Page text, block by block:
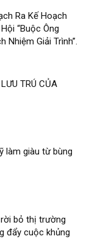
Ra Kế Hoạch
“Buộc Ông
Nhiệm Giải Trình”.
TRÚ CỦA
làm giàu từ bùng
bỏ thị trường
đẩy cuộc khủng